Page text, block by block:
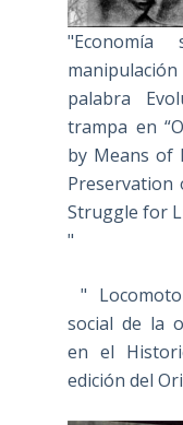
palabra
trampa en
by Means of
Preservation
Struggle for
"
"
social de la
en el
edición del